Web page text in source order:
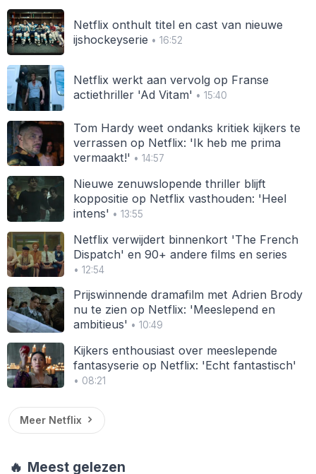
Netflix onthult titel en cast van nieuwe
ijshockeyserie • 16:52
Netflix werkt aan vervolg op Franse
actiethriller 'Ad Vitam' • 15:40
Tom Hardy weet ondanks kritiek kijkers te
verrassen op Netflix: 'Ik heb me prima
vermaakt!' • 14:57
Nieuwe zenuwslopende thriller blijft
koppositie op Netflix vasthouden: 'Heel
intens' • 13:55
Netflix verwijdert binnenkort 'The French
Dispatch' en 90+ andere films en series
• 12:54
Prijswinnende dramafilm met Adrien Brody
nu te zien op Netflix: 'Meeslepend en
ambitieus' • 10:49
Kijkers enthousiast over meeslepende
fantasyserie op Netflix: 'Echt fantastisch'
• 08:21
Meer Netflix
🔥 Meest gelezen